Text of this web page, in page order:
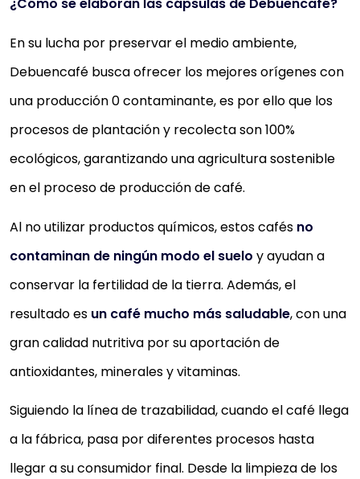
¿Cómo se elaboran las cápsulas de Debuencafé?
En su lucha por preservar el medio ambiente,
Debuencafé busca ofrecer los mejores orígenes con
una producción 0 contaminante, es por ello que los
procesos de plantación y recolecta son 100%
ecológicos, garantizando una agricultura sostenible
en el proceso de producción de café.
Al no utilizar productos químicos, estos cafés no
contaminan de ningún modo el suelo y ayudan a
conservar la fertilidad de la tierra. Además, el
resultado es un café mucho más saludable, con una
gran calidad nutritiva por su aportación de
antioxidantes, minerales y vitaminas.
Siguiendo la línea de trazabilidad, cuando el café llega
a la fábrica, pasa por diferentes procesos hasta
llegar a su consumidor final. Desde la limpieza de los